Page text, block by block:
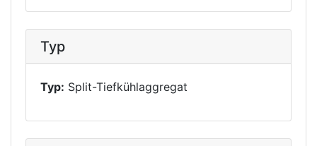
Typ
Typ: Split-Tiefkühlaggregat